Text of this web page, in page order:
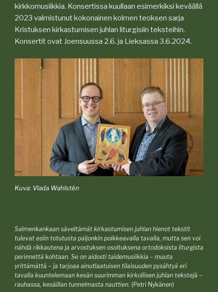
kirkkomusiikkia. Konsertissa kuullaan esimerkiksi keväällä
2023 valmistunut kokonainen kolmen teoksen sarja
Kristuksen kirkastumisen juhlan liturgisiin teksteihin.
Konsertit ovat Joensuussa 2.6. ja Lieksassa 3.6.2024.
Kuva: Vlada Wahlstén
Salmenkankaan säveltämät kirkastumisen juhlan hienot tekstit
tulevat esiin totutusta paljonkin poikkeavalla tavalla, mutta sen voi
nähdä rikkautena ja arvostuksen osoituksena ortodoksista liturgista
perinnettä kohtaan. Se on aidosti taidemusiikkia – muuta
yrittämättä – ja tarjoaa ainutlaatuisen tilaisuuden pysähtyä eri
tavalla kuuntelemaan kesän suurimman kirkollisen juhlan tekstejä –
rauhassa, kesäillan tunnelmasta nauttien. (Petri Nykänen)